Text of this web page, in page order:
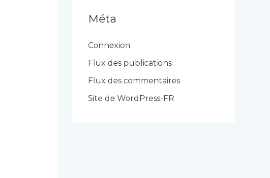
r
i
Méta
Connexion
Flux des publications
Flux des commentaires
Site de WordPress-FR